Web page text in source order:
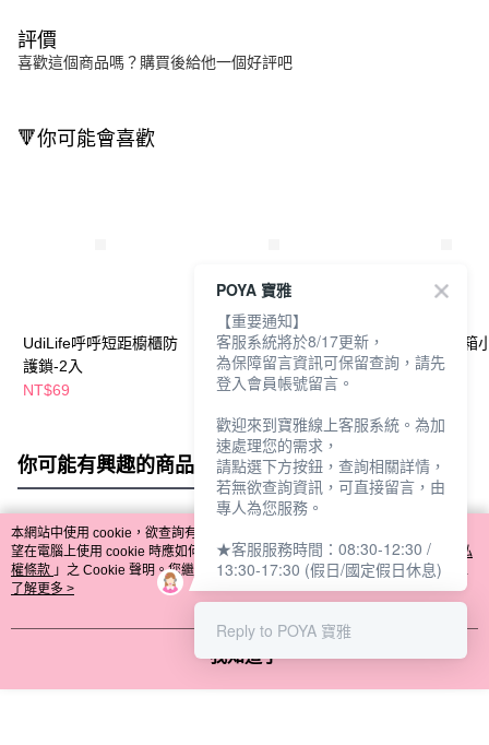
評價
喜歡這個商品嗎？購買後給他一個好評吧
🔻你可能會喜歡
UdiLife呼呼短距櫥櫃防
護鎖-2入
NT$69
UdiLife呼呼通用對開門
櫥櫃防護鎖-1入
NT$59
UdiLife藏鮮冰箱
式隔板-2入
你可能有興趣的商品 全站排行
熱門標籤
本網站中使用 cookie，欲查詢有關本網站使用 cookie 方式之詳情，及若您不希
望在電腦上使用 cookie 時應如何變更電腦的 cookie 設定，請參閱本網站「
隱私
權條款 」之 Cookie 聲明。您繼續使用本網站即表示您同意本公司得按本網站使
用條款之 Cookie 聲明使用 cookie。
了解更多 >
我知道了
POYA 寶雅
【重要通知】
客服系統將於8/17更新，
為保障留言資訊可保留查詢，請先
登入會員帳號留言。
歡迎來到寶雅線上客服系統。為加
速處理您的需求，
請點選下方按鈕，查詢相關詳情，
若無欲查詢資訊，可直接留言，由
專人為您服務。
★客服服務時間：08:30-12:30 /
13:30-17:30 (假日/國定假日休息)
Reply to POYA 寶雅